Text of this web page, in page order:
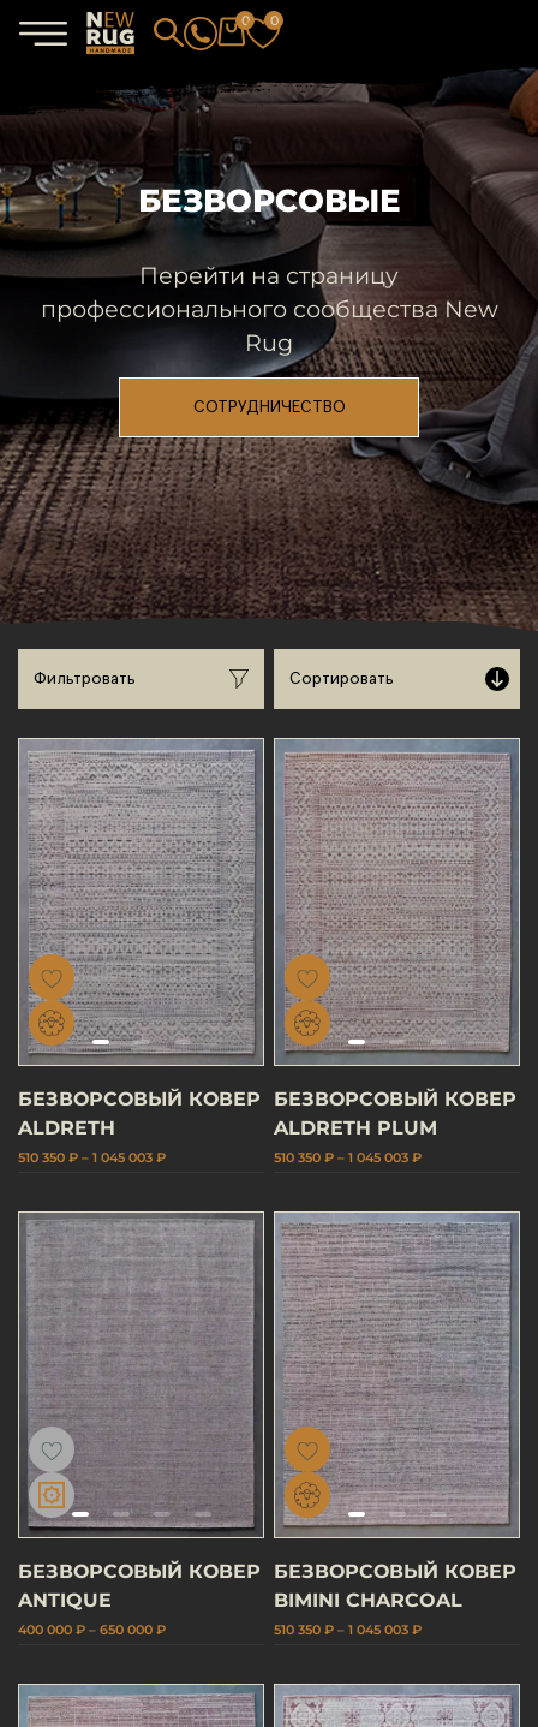
0 0
БЕЗВОРСОВЫЕ
Перейти на страницу
профессионального сообщества New
Rug
СОТРУДНИЧЕСТВО
Фильтровать Сортировать
БЕЗВОРСОВЫЙ КОВЕР
ALDRETH
510 350 ₽ – 1 045 003 ₽
БЕЗВОРСОВЫЙ КОВЕР
ALDRETH PLUM
510 350 ₽ – 1 045 003 ₽
БЕЗВОРСОВЫЙ КОВЕР
ANTIQUE
400 000 ₽ – 650 000 ₽
БЕЗВОРСОВЫЙ КОВЕР
BIMINI CHARCOAL
510 350 ₽ – 1 045 003 ₽